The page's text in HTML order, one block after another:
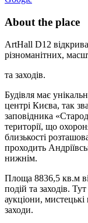
About the place
ArtHall D12
різноманітних,
та заходів.
Будівля має
центрі Києва, так
заповідника
території, що
близькості
проходить
нижнім.
Площа 8836,5 кв.м
подій та заходів.
аукціони, мистецькі
заходи.